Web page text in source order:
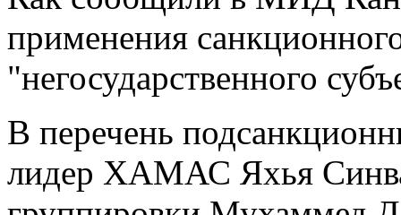
применения
"негосударственного
В перечень
лидер ХАМАС Яхья